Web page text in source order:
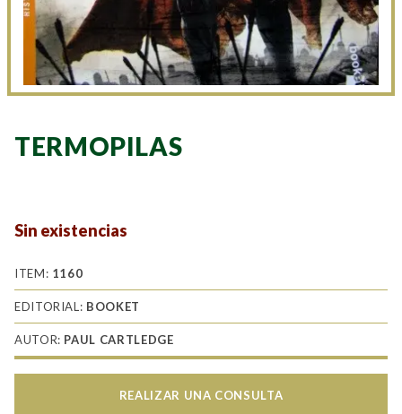
TERMOPILAS
Sin existencias
ITEM: 1160
EDITORIAL: BOOKET
AUTOR: PAUL CARTLEDGE
REALIZAR UNA CONSULTA